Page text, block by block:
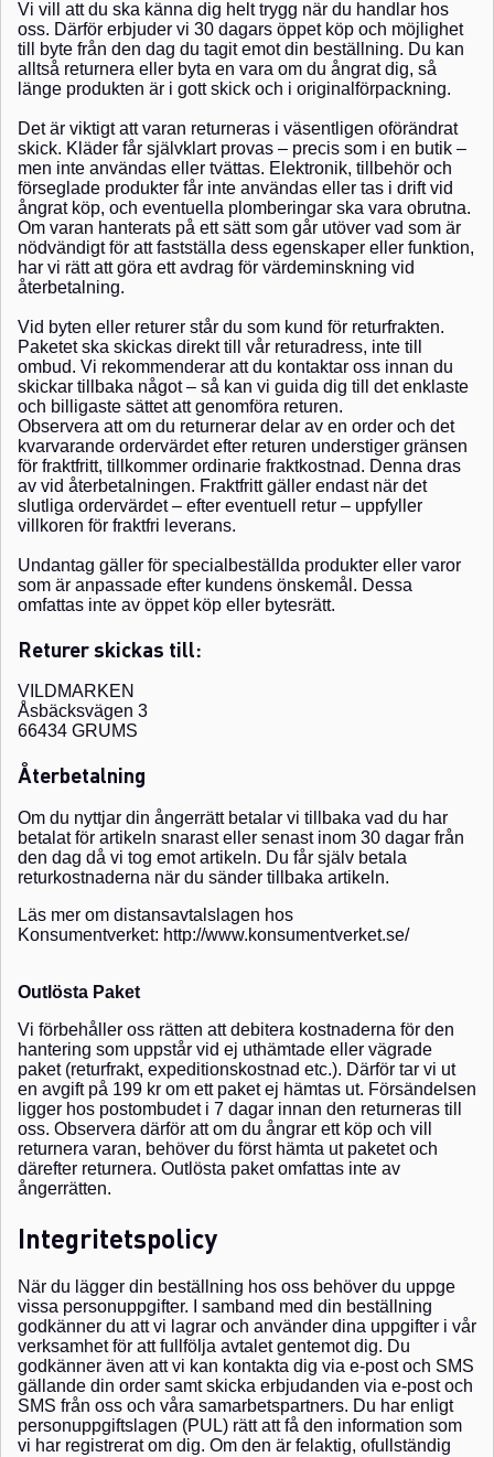
Vi vill att du ska känna dig helt trygg när du handlar hos
oss. Därför erbjuder vi 30 dagars öppet köp och möjlighet
till byte från den dag du tagit emot din beställning. Du kan
alltså returnera eller byta en vara om du ångrat dig, så
länge produkten är i gott skick och i originalförpackning.
Det är viktigt att varan returneras i väsentligen oförändrat
skick. Kläder får självklart provas – precis som i en butik –
men inte användas eller tvättas. Elektronik, tillbehör och
förseglade produkter får inte användas eller tas i drift vid
ångrat köp, och eventuella plomberingar ska vara obrutna.
Om varan hanterats på ett sätt som går utöver vad som är
nödvändigt för att fastställa dess egenskaper eller funktion,
har vi rätt att göra ett avdrag för värdeminskning vid
återbetalning.
Vid byten eller returer står du som kund för returfrakten.
Paketet ska skickas direkt till vår returadress, inte till
ombud. Vi rekommenderar att du kontaktar oss innan du
skickar tillbaka något – så kan vi guida dig till det enklaste
och billigaste sättet att genomföra returen.
Observera att om du returnerar delar av en order och det
kvarvarande ordervärdet efter returen understiger gränsen
för fraktfritt, tillkommer ordinarie fraktkostnad. Denna dras
av vid återbetalningen. Fraktfritt gäller endast när det
slutliga ordervärdet – efter eventuell retur – uppfyller
villkoren för fraktfri leverans.
Undantag gäller för specialbeställda produkter eller varor
som är anpassade efter kundens önskemål. Dessa
omfattas inte av öppet köp eller bytesrätt.
Returer skickas till:
VILDMARKEN
Åsbäcksvägen 3
66434 GRUMS
Återbetalning
Om du nyttjar din ångerrätt betalar vi tillbaka vad du har
betalat för artikeln snarast eller senast inom 30 dagar från
den dag då vi tog emot artikeln. Du får själv betala
returkostnaderna när du sänder tillbaka artikeln.
Läs mer om distansavtalslagen hos
Konsumentverket: http://www.konsumentverket.se/
Outlösta Paket
Vi förbehåller oss rätten att debitera kostnaderna för den
hantering som uppstår vid ej uthämtade eller vägrade
paket (returfrakt, expeditionskostnad etc.). Därför tar vi ut
en avgift på 199 kr om ett paket ej hämtas ut. Försändelsen
ligger hos postombudet i 7 dagar innan den returneras till
oss. Observera därför att om du ångrar ett köp och vill
returnera varan, behöver du först hämta ut paketet och
därefter returnera. Outlösta paket omfattas inte av
ångerrätten.
Integritetspolicy
När du lägger din beställning hos oss behöver du uppge
vissa personuppgifter. I samband med din beställning
godkänner du att vi lagrar och använder dina uppgifter i vår
verksamhet för att fullfölja avtalet gentemot dig. Du
godkänner även att vi kan kontakta dig via e-post och SMS
gällande din order samt skicka erbjudanden via e-post och
SMS från oss och våra samarbetspartners. Du har enligt
personuppgiftslagen (PUL) rätt att få den information som
vi har registrerat om dig. Om den är felaktig, ofullständig